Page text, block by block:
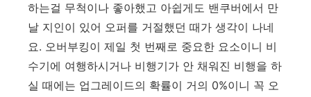
하는걸 무척이나 좋아했고 아쉽게도 밴쿠버에서 만
날 지인이 있어 오퍼를 거절했던 때가 생각이 나네
요. 오버부킹이 제일 첫 번째로 중요한 요소이니 비
수기에 여행하시거나 비행기가 안 채워진 비행을 하
실 때에는 업그레이드의 확률이 거의 0%이니 꼭 오